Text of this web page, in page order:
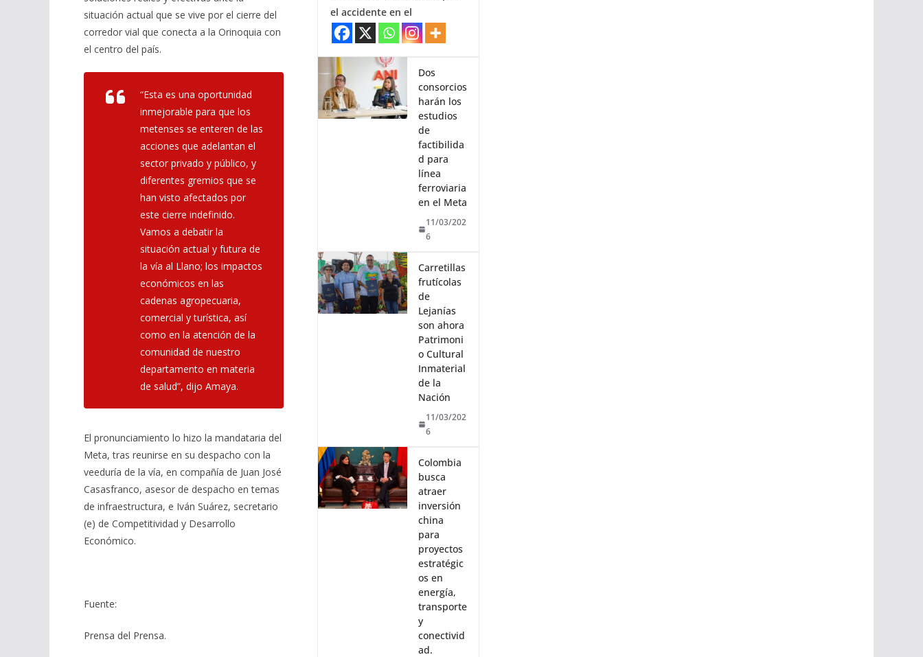
situación actual que se vive por el cierre del
corredor vial que conecta a la Orinoquia con
el centro del país.
“Esta es una oportunidad
inmejorable para que los
metenses se enteren de las
acciones que adelantan el
sector privado y público, y
diferentes gremios que se
han visto afectados por
este cierre indefinido.
Vamos a debatir la
situación actual y futura de
la vía al Llano; los impactos
económicos en las
cadenas agropecuaria,
comercial y turística, así
como en la atención de la
comunidad de nuestro
departamento en materia
de salud”, dijo Amaya.
El pronunciamiento lo hizo la mandataria del
Meta, tras reunirse en su despacho con la
veeduría de la vía, en compañía de Juan José
Casasfranco, asesor de despacho en temas
de infraestructura, e Iván Suárez, secretario
(e) de Competitividad y Desarrollo
Económico.
Fuente:
Prensa del Prensa.
el accidente en el
Dos
consorcios
harán los
estudios
de
factibilida
d para
línea
ferroviaria
en el Meta
11/03/202
6
Carretillas
frutícolas
de
Lejanías
son ahora
Patrimoni
o Cultural
Inmaterial
de la
Nación
11/03/202
6
Colombia
busca
atraer
inversión
china
para
proyectos
estratégic
os en
energía,
transporte
y
conectivid
ad.